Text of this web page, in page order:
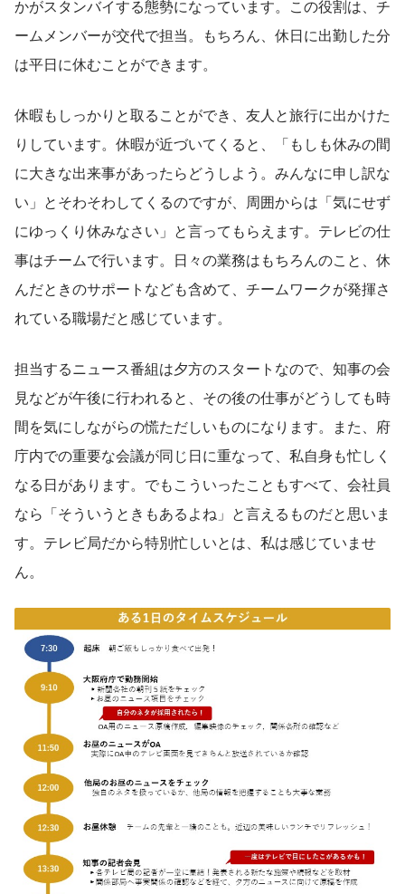
かがスタンバイする態勢になっています。この役割は、チ
ームメンバーが交代で担当。もちろん、休日に出勤した分
は平日に休むことができます。
休暇もしっかりと取ることができ、友人と旅行に出かけた
りしています。休暇が近づいてくると、「もしも休みの間
に大きな出来事があったらどうしよう。みんなに申し訳な
い」とそわそわしてくるのですが、周囲からは「気にせず
にゆっくり休みなさい」と言ってもらえます。テレビの仕
事はチームで行います。日々の業務はもちろんのこと、休
んだときのサポートなども含めて、チームワークが発揮さ
れている職場だと感じています。
担当するニュース番組は夕方のスタートなので、知事の会
見などが午後に行われると、その後の仕事がどうしても時
間を気にしながらの慌ただしいものになります。また、府
庁内での重要な会議が同じ日に重なって、私自身も忙しく
なる日があります。でもこういったこともすべて、会社員
なら「そういうときもあるよね」と言えるものだと思いま
す。テレビ局だから特別忙しいとは、私は感じていませ
ん。